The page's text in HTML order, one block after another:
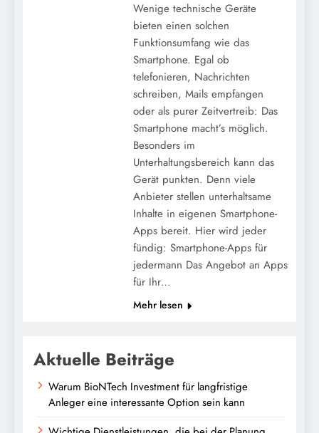
Wenige technische Geräte
bieten einen solchen
Funktionsumfang wie das
Smartphone. Egal ob
telefonieren, Nachrichten
schreiben, Mails empfangen
oder als purer Zeitvertreib: Das
Smartphone macht’s möglich.
Besonders im
Unterhaltungsbereich kann das
Gerät punkten. Denn viele
Anbieter stellen unterhaltsame
Inhalte in eigenen Smartphone-
Apps bereit. Hier wird jeder
fündig: Smartphone-Apps für
jedermann Das Angebot an Apps
für Ihr…
Mehr lesen
Aktuelle Beiträge
Warum BioNTech Investment für langfristige
Anleger eine interessante Option sein kann